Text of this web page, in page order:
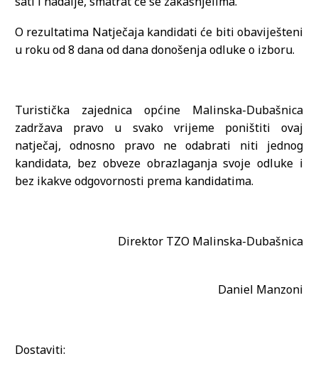
O rezultatima Natječaja kandidati će biti obaviješteni
u roku od 8 dana od dana donošenja odluke o izboru.
Turistička zajednica općine Malinska-Dubašnica
zadržava pravo u svako vrijeme poništiti ovaj
natječaj, odnosno pravo ne odabrati niti jednog
kandidata, bez obveze obrazlaganja svoje odluke i
bez ikakve odgovornosti prema kandidatima.
Direktor TZO Malinska-Dubašnica
Daniel Manzoni
Dostaviti: